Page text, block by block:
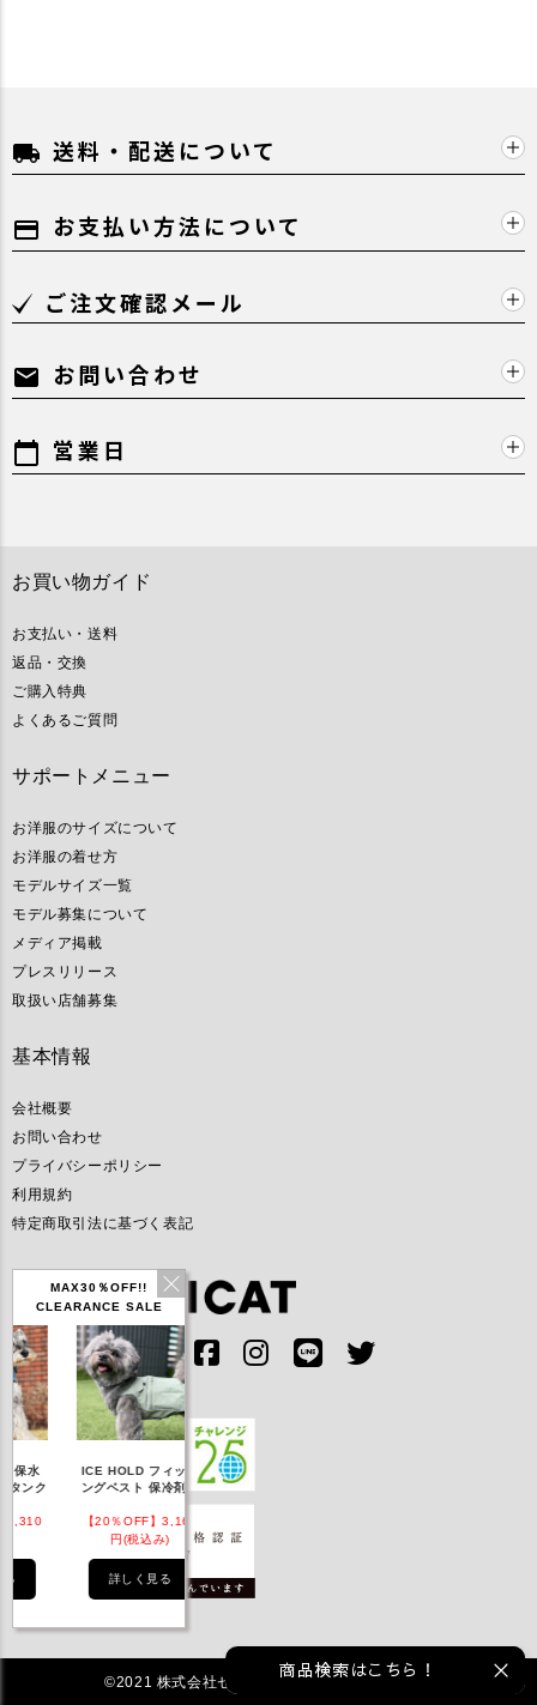
MAX30％OFF!!
CLEARANCE SALE
HOLD フィッシ
ベスト 保冷剤付
％OFF】3,168
詳しく見る
IDOG ICE HOLD ネ
ッククーラー 保冷剤
【20％OFF】1,760
円(税込み)
詳しく見る
local_shipping 送料・配送について
payment お支払い方法について
ご注文確認メール
mail お問い合わせ
calendar_today 営業日
お買い物ガイド
お支払い・送料
返品・交換
ご購入特典
よくあるご質問
サポートメニュー
お洋服のサイズについて
お洋服の着せ方
モデルサイズ一覧
モデル募集について
メディア掲載
プレスリリース
取扱い店舗募集
基本情報
会社概要
お問い合わせ
プライバシーポリシー
利用規約
特定商取引法に基づく表記
©2021 株式会社ゼフィール All rights reserved.
商品検索はこちら！